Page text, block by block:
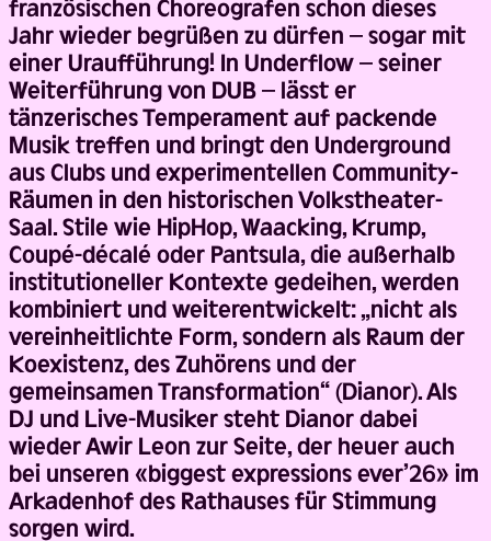
französischen Choreografen schon dieses
Jahr wieder begrüßen zu dürfen – sogar mit
einer Uraufführung! In Underflow – seiner
Weiterführung von DUB – lässt er
tänzerisches Temperament auf packende
Musik treffen und bringt den Underground
aus Clubs und experimentellen Community-
Räumen in den historischen Volkstheater-
Saal. Stile wie HipHop, Waacking, Krump,
Coupé-décalé oder Pantsula, die außerhalb
institutioneller Kontexte gedeihen, werden
kombiniert und weiterentwickelt: „nicht als
vereinheitlichte Form, sondern als Raum der
Koexistenz, des Zuhörens und der
gemeinsamen Transformation“ (Dianor). Als
DJ und Live-Musiker steht Dianor dabei
wieder Awir Leon zur Seite, der heuer auch
bei unseren «biggest expressions ever’26» im
Arkadenhof des Rathauses für Stimmung
sorgen wird.